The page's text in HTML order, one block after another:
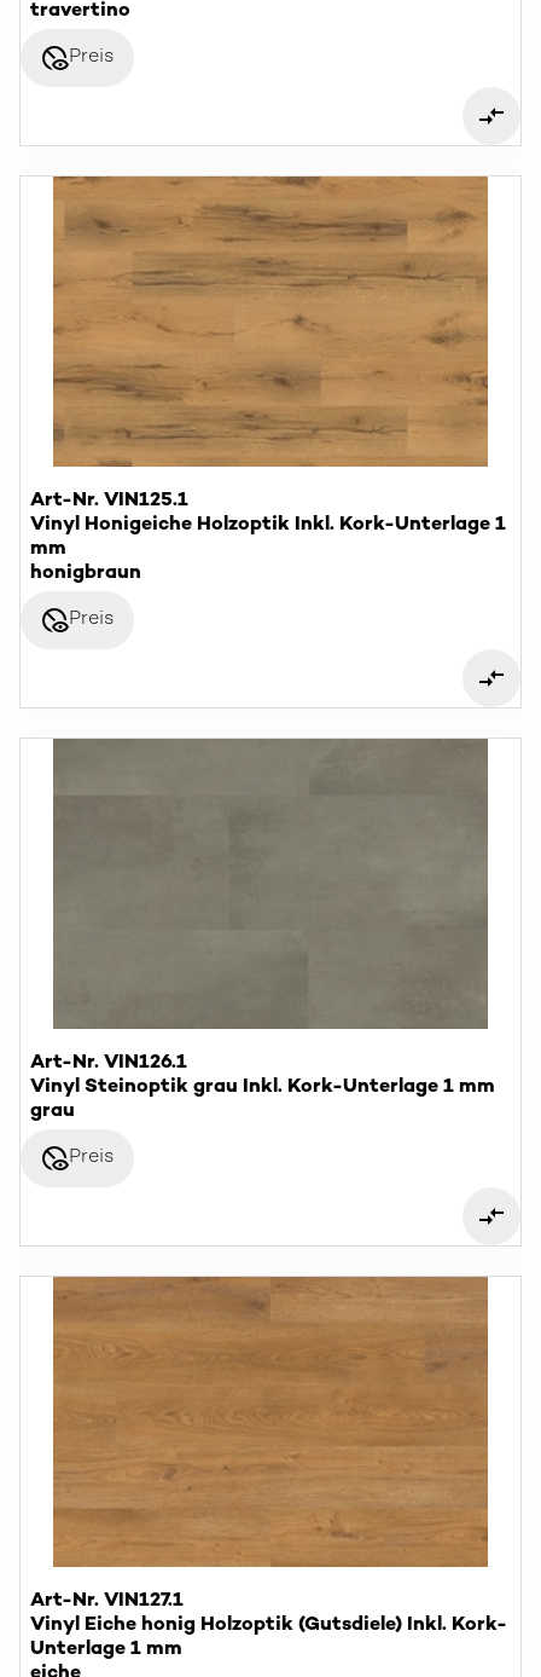
travertino
disabled_visiblePreis
Art-Nr. VIN125.1
Vinyl Honigeiche Holzoptik Inkl. Kork-Unterlage 1
mm
honigbraun
disabled_visiblePreis
Art-Nr. VIN126.1
Vinyl Steinoptik grau Inkl. Kork-Unterlage 1 mm
grau
disabled_visiblePreis
Art-Nr. VIN127.1
Vinyl Eiche honig Holzoptik (Gutsdiele) Inkl. Kork-
Unterlage 1 mm